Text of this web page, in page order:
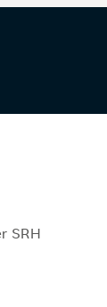
SRH